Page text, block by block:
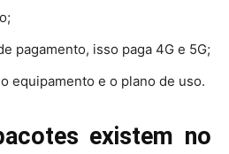
pagamento, isso paga 4G e 5G;
equipamento e o plano de uso.
existem no